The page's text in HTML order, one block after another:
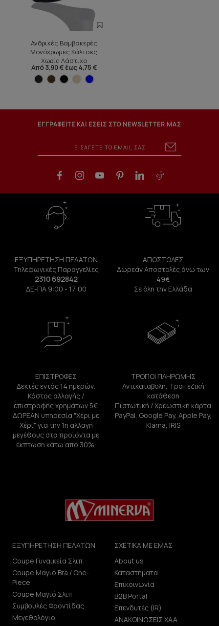
Ανδρικές Βαμβακερές
Μονόχρωμες Κάλτσες
Χωρίς Λάστιχο
Από 3,90 € έως 4,75 €
ΕΓΓΡΑΦΕΙΤΕ ΚΑΙ ΕΣΕΙΣ ΣΤΟ NEWSLETTER ΜΑΣ
ΕΞΥΠΗΡΕΤΗΣΗ ΠΕΛΑΤΩΝ
Τηλεφωνικές Παραγγελίες
2310 692842
ΔΕ-ΠΑ 9:00 - 17:00
ΑΠΟΣΤΟΛΕΣ
Δωρεάν Αποστολές άνω των
49€
Σε όλη την Ελλάδα
ΕΠΙΣΤΡΟΦΕΣ
Δεκτές εντός 14 ημερών.
Κόστος αλλαγής /
επιστροφής χρημάτων 5€.
ΔΩΡΕΑΝ υπηρεσία "Χέρι με
Χέρι" για την 1η αλλαγή
μεγέθους στα προϊόντα με
έκπτωση κάτω από 30%.
ΤΡΟΠΟΙ ΠΛΗΡΩΜΗΣ
Αντικαταβολή, Τραπεζική
κατάθεση
Πιστωτική / Χρεωστική κάρτα
PayPal, Google Pay, Apple Pay,
Klarna, IRIS
ΕΞΥΠΗΡΕΤΗΣΗ ΠΕΛΑΤΩΝ
Coupe Γυναικεία Σλιπ
Coupe Μαγιό Bra / One-
Piece
Coupe Μαγιό Σλιπ
Συμβουλές Φροντίδας
Μεγεθολόγιο
ΣΧΕΤΙΚΑ ΜΕ ΕΜΑΣ
About us
Καταστήματα
Επικοινωνία
B2B Portal
Επενδυτές (IR)
ΑΝΑΚΟΙΝΩΣΕΙΣ ΧΑΑ